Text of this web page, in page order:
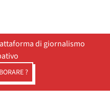
di giornalismo
?